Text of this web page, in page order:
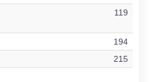
119
194
215